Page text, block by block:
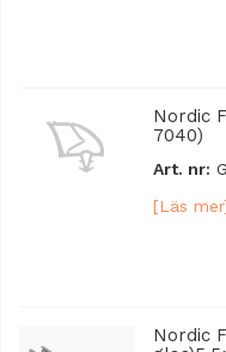
Nordic
7040)
Art. nr:
[Läs
Nordic